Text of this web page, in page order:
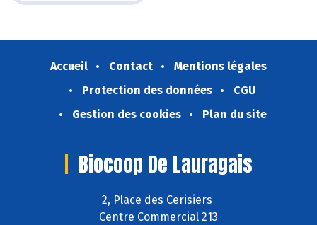
Accueil Contact
Mentions légales
Protection des données
CGU
Gestion des cookies
Plan du site
Biocoop De Lauragais
2, Place des Cerisiers
Centre Commercial 213